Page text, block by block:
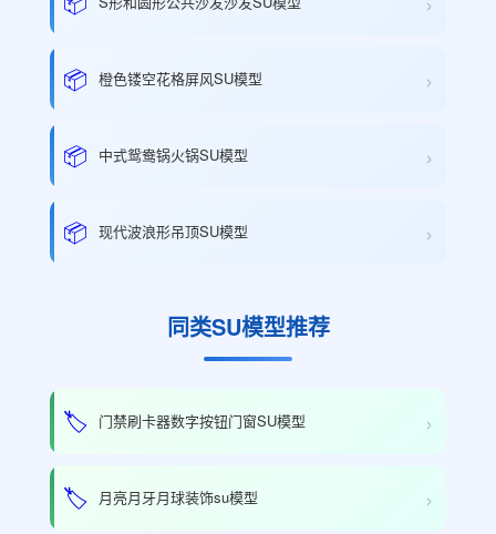
📦 橙色镂空花格屏风SU模型 ›
📦 中式鸳鸯锅火锅SU模型 ›
📦 现代波浪形吊顶SU模型 ›
同类SU模型推荐
🏷️ 门禁刷卡器数字按钮门窗SU模型 ›
🏷️ 月亮月牙月球装饰su模型 ›